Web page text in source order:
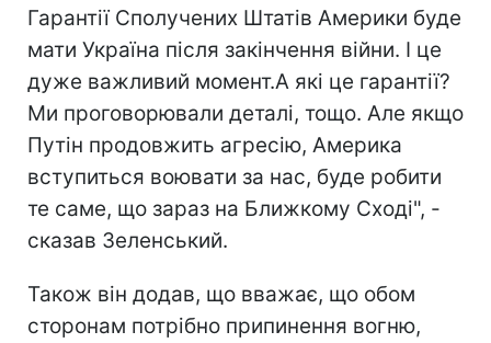
Гарантії Сполучених Штатів Америки буде
мати Україна після закінчення війни. І це
дуже важливий момент.А які це гарантії?
Ми проговорювали деталі, тощо. Але якщо
Путін продовжить агресію, Америка
вступиться воювати за нас, буде робити
те саме, що зараз на Ближкому Сході", -
сказав Зеленський.
Також він додав, що вважає, що обом
сторонам потрібно припинення вогню,